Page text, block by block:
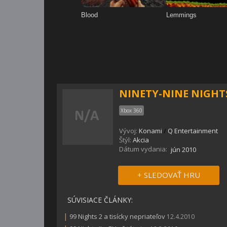
NINETY-NINE
Xbox 360
Vývoj: Konami / Q Entertainment
Štýl: Akcia
Dátum vydania: jún 2010
+ SLEDOVAŤ HRU
SÚVISIACE ČLÁNKY:
| 99 Nights 2 a tisícky nepriateľov 12.4.2010